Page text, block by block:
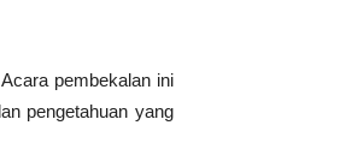
pembekalan ini
pengetahuan yang